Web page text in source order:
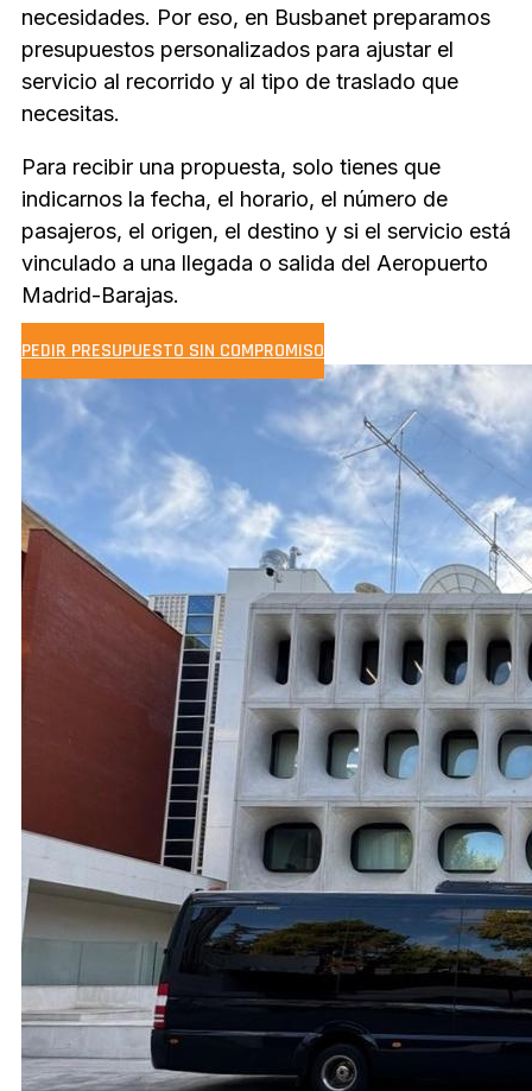
necesidades. Por eso, en Busbanet preparamos
presupuestos personalizados para ajustar el
servicio al recorrido y al tipo de traslado que
necesitas.
Para recibir una propuesta, solo tienes que
indicarnos la fecha, el horario, el número de
pasajeros, el origen, el destino y si el servicio está
vinculado a una llegada o salida del Aeropuerto
Madrid-Barajas.
PEDIR PRESUPUESTO SIN COMPROMISO